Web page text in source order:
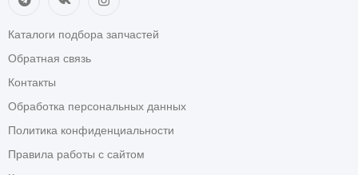
Каталоги подбора запчастей
Обратная связь
Контакты
Обработка персональных данных
Политика конфиденциальности
Правила работы с сайтом